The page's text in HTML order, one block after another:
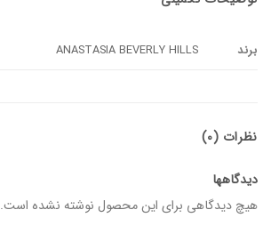
برند ANASTASIA BEVERLY HILLS
نظرات (0)
دیدگاهها
هیچ دیدگاهی برای این محصول نوشته نشده است.